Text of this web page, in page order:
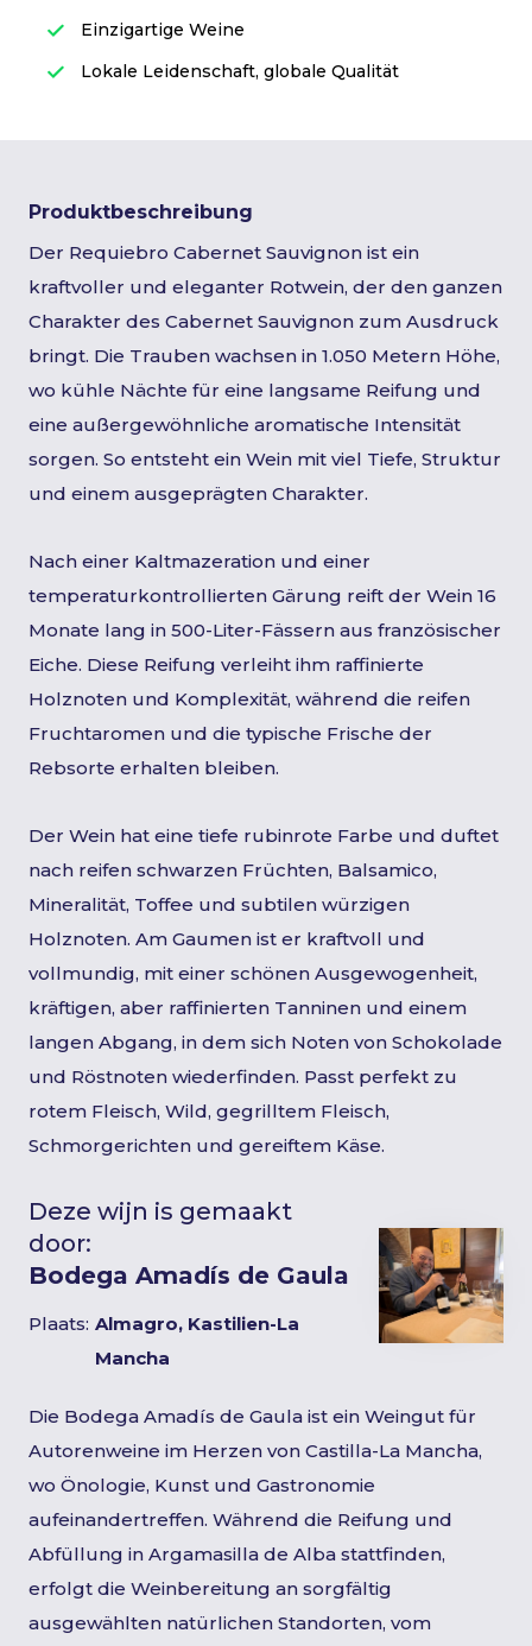
Einzigartige Weine
Lokale Leidenschaft, globale Qualität
Produktbeschreibung
Der Requiebro Cabernet Sauvignon ist ein
kraftvoller und eleganter Rotwein, der den ganzen
Charakter des Cabernet Sauvignon zum Ausdruck
bringt. Die Trauben wachsen in 1.050 Metern Höhe,
wo kühle Nächte für eine langsame Reifung und
eine außergewöhnliche aromatische Intensität
sorgen. So entsteht ein Wein mit viel Tiefe, Struktur
und einem ausgeprägten Charakter.
Nach einer Kaltmazeration und einer
temperaturkontrollierten Gärung reift der Wein 16
Monate lang in 500-Liter-Fässern aus französischer
Eiche. Diese Reifung verleiht ihm raffinierte
Holznoten und Komplexität, während die reifen
Fruchtaromen und die typische Frische der
Rebsorte erhalten bleiben.
Der Wein hat eine tiefe rubinrote Farbe und duftet
nach reifen schwarzen Früchten, Balsamico,
Mineralität, Toffee und subtilen würzigen
Holznoten. Am Gaumen ist er kraftvoll und
vollmundig, mit einer schönen Ausgewogenheit,
kräftigen, aber raffinierten Tanninen und einem
langen Abgang, in dem sich Noten von Schokolade
und Röstnoten wiederfinden. Passt perfekt zu
rotem Fleisch, Wild, gegrilltem Fleisch,
Schmorgerichten und gereiftem Käse.
Deze wijn is gemaakt
door:
Bodega Amadís de Gaula
Plaats: Almagro, Kastilien-La
Mancha
Die Bodega Amadís de Gaula ist ein Weingut für
Autorenweine im Herzen von Castilla-La Mancha,
wo Önologie, Kunst und Gastronomie
aufeinandertreffen. Während die Reifung und
Abfüllung in Argamasilla de Alba stattfinden,
erfolgt die Weinbereitung an sorgfältig
ausgewählten natürlichen Standorten, vom